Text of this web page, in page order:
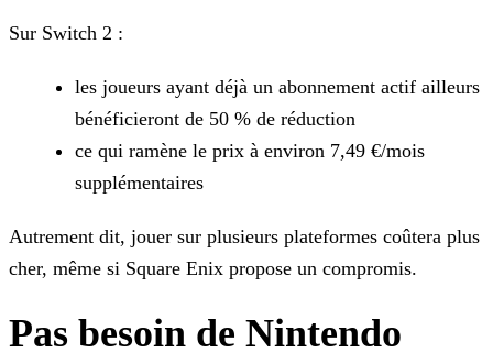
Sur Switch 2 :
les joueurs ayant déjà un abonnement actif ailleurs
bénéficieront de 50 % de réduction
ce qui ramène le prix à environ 7,49 €/mois
supplémentaires
Autrement dit, jouer sur plusieurs plateformes coûtera plus
cher, même si Square Enix propose un compromis.
Pas besoin de Nintendo